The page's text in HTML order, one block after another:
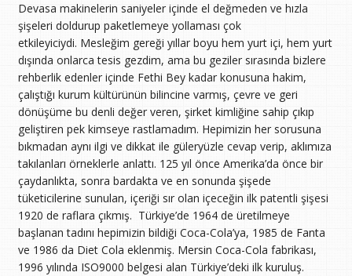
Devasa makinelerin saniyeler içinde el değmeden ve hızla
şişeleri doldurup paketlemeye yollaması çok
etkileyiciydi. Mesleğim gereği yıllar boyu hem yurt içi, hem yurt
dışında onlarca tesis gezdim, ama bu geziler sırasında bizlere
rehberlik edenler içinde Fethi Bey kadar konusuna hakim,
çalıştığı kurum kültürünün bilincine varmış, çevre ve geri
dönüşüme bu denli değer veren, şirket kimliğine sahip çıkıp
geliştiren pek kimseye rastlamadım. Hepimizin her sorusuna
bıkmadan aynı ilgi ve dikkat ile güleryüzle cevap verip, aklımıza
takılanları örneklerle anlattı. 125 yıl önce Amerika’da önce bir
çaydanlıkta, sonra bardakta ve en sonunda şişede
tüketicilerine sunulan, içeriği sır olan içeceğin ilk patentli şişesi
1920 de raflara çıkmış. Türkiye’de 1964 de üretilmeye
başlanan tadını hepimizin bildiği Coca-Cola’ya, 1985 de Fanta
ve 1986 da Diet Cola eklenmiş. Mersin Coca-Cola fabrikası,
1996 yılında ISO9000 belgesi alan Türkiye’deki ilk kuruluş.